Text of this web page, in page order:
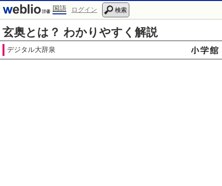
国語 ログイン 検索
玄奥とは？ わかりやすく解説
デジタル大辞泉